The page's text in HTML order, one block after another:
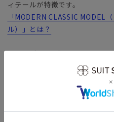
ィテールが特徴です。
「MODERN CLASSIC MODEL
ル）」とは？
【生地ブランド】 VITALE
ーレ・バルべリス・カノニコ）
1936年イタリア・ビエラ地区
生地ブランド。糸の紡績から生